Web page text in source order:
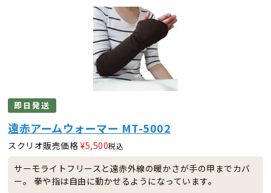
即日発送
遠赤アームウォーマー MT-5002
スクリオ販売価格 ¥5,500税込
サーモライトフリースと遠赤外線の暖かさが手の甲までカバ
ー。 拳や指は自由に動かせるようになっています。